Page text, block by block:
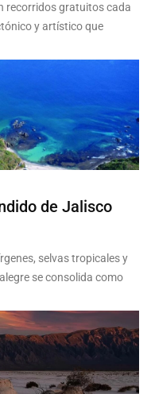
recorridos gratuitos cada
y artístico que
de Jalisco
selvas tropicales y
se consolida como